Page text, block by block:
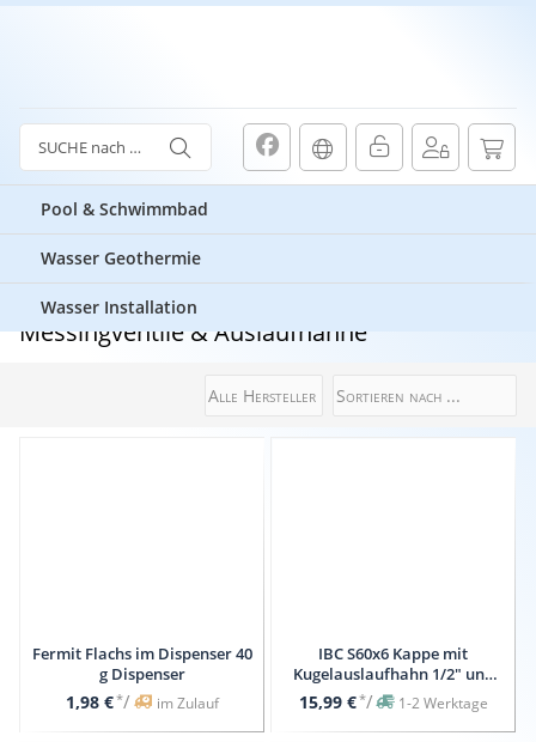
Pool & Schwimmbad
Wasser Geothermie
Wasser Installation
Messingventile & Auslaufhähne
Fermit Flachs im Dispenser 40
g Dispenser
1,98 €*/ im Zulauf
IBC S60x6 Kappe mit
Kugelauslaufhahn 1/2" und
3/4" Doppelhahn
Schlauchanschluss
15,99 €*/ 1-2 Werktage